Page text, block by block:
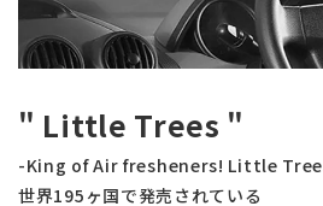
" Little Trees "
-King of Air fresheners! Little
世界195ヶ国で発売されている